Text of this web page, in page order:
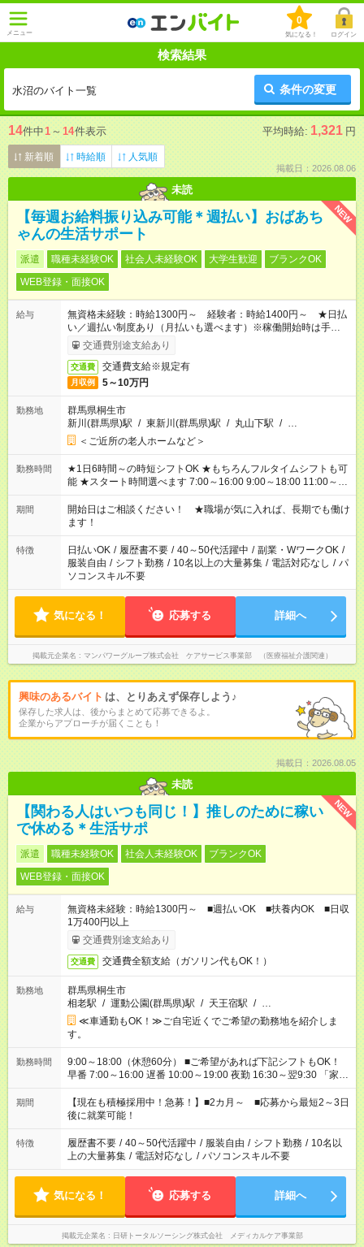
メニュー
0
気になる！ ログイン
検索結果
水沼のバイト一覧 条件の変更
14件中1 ～ 14件表示 平均時給: 1,321 円
新着順 時給順 人気順
掲載日：2026.08.06
未読
NEW
【毎週お給料振り込み可能＊週払い】おばあち
ゃんの生活サポート
派遣 職種未経験OK 社会人未経験OK 大学生歓迎
ブランクOK
WEB登録・面接OK
給与
無資格未経験：時給1300円～ 経験者：時給1400円～ ★日払
い／週払い制度あり（月払いも選べます）※稼働開始時は手続き
完了次第のお支払いとなります。
交通費別途支給あり
交通費 交通費支給※規定有
月収例 5～10万円
勤務地
群馬県桐生市
新川(群馬県)駅 / 東新川(群馬県)駅 / 丸山下駅 / …
＜ご近所の老人ホームなど＞
勤務時間
★1日6時間～の時短シフトOK ★もちろんフルタイムシフトも可
能 ★スタート時間選べます 7:00～16:00 9:00～18:00 11:00～
20:00 など 残業なし！ ※Wワークの場合、他のお仕事と合わせ
週40時間超の就業はご案内できません ※法令に基づき、週20時
間以上勤務は社会保険への加入対象となります ※労働者派遣法
（日雇い派遣の原則禁止）により、短時間・短期間の就業はご
案内が難しい場合があります
期間
開始日はご相談ください！ ★職場が気に入れば、長期でも働け
ます！
特徴 日払いOK / 履歴書不要 / 40～50代活躍中 / 副業・WワークOK /
服装自由 / シフト勤務 / 10名以上の大量募集 / 電話対応なし / パ
ソコンスキル不要
気になる！ 応募する 詳細へ
掲載元企業名 マンパワーグループ株式会社 ケアサービス事業部 （医療福祉介護関連）
興味のあるバイト は、とりあえず保存しよう♪
保存した求人は、後からまとめて応募できるよ。
企業からアプローチが届くことも！
掲載日：2026.08.05
未読
NEW
【関わる人はいつも同じ！】推しのために稼い
で休める＊生活サポ
派遣 職種未経験OK 社会人未経験OK
ブランクOK
WEB登録・面接OK
給与
無資格未経験：時給1300円～ ■週払いOK ■扶養内OK ■日収
1万400円以上
交通費別途支給あり
交通費 交通費全額支給（ガソリン代もOK！）
勤務地
群馬県桐生市
相老駅 / 運動公園(群馬県)駅 / 天王宿駅 / …
≪車通勤もOK！≫ご自宅近くでご希望の勤務地を紹介しま
す。
勤務時間
9:00～18:00（休憩60分） ■ご希望があれば下記シフトもOK！
早番 7:00～16:00 遅番 10:00～19:00 夜勤 16:30～翌9:30 「家族
と休みを合わせたい」 「余裕を持って夕飯の準備がしたい」
「できれば残業はしたくない」 など、ご希望を教えてください
ね。 ※Wワーク希望の方へ 今ご覧のお仕事で希望する勤務時間
と、もう1つのお仕事の勤務時間。 合計で週40時間を超える場
合は応募できません。
期間
【現在も積極採用中！急募！】■2カ月～ ■応募から最短2～3日
後に就業可能！
特徴 履歴書不要 / 40～50代活躍中 / 服装自由 / シフト勤務 / 10名以
上の大量募集 / 電話対応なし / パソコンスキル不要
気になる！ 応募する 詳細へ
掲載元企業名 日研トータルソーシング株式会社 メディカルケア事業部